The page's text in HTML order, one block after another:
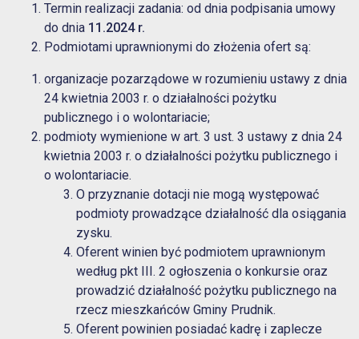
Termin realizacji zadania: od dnia podpisania umowy
do dnia 11.2024 r.
Podmiotami uprawnionymi do złożenia ofert są:
organizacje pozarządowe w rozumieniu ustawy z dnia
24 kwietnia 2003 r. o działalności pożytku
publicznego i o wolontariacie;
podmioty wymienione w art. 3 ust. 3 ustawy z dnia 24
kwietnia 2003 r. o działalności pożytku publicznego i
o wolontariacie.
O przyznanie dotacji nie mogą występować
podmioty prowadzące działalność dla osiągania
zysku.
Oferent winien być podmiotem uprawnionym
według pkt III. 2 ogłoszenia o konkursie oraz
prowadzić działalność pożytku publicznego na
rzecz mieszkańców Gminy Prudnik.
Oferent powinien posiadać kadrę i zaplecze